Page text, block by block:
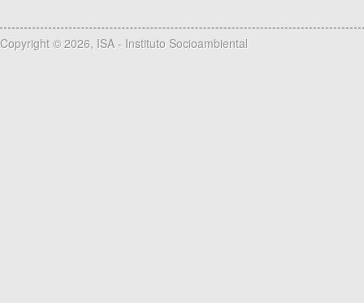
Copyright © 2026, ISA - Instituto Socioambiental